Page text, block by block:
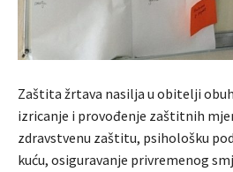
Zaštita žrtava nasilja u obitelji
izricanje i provođenje zaštitnih
zdravstvenu zaštitu, psihološku
kuću, osiguravanje privremenog